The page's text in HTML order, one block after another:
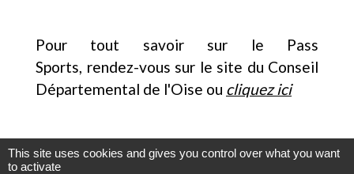
Pour tout savoir sur le Pass
Sports, rendez-vous sur le site du Conseil
Départemental de l'Oise ou cliquez ici
This site uses cookies and gives you control over what you want
to activate